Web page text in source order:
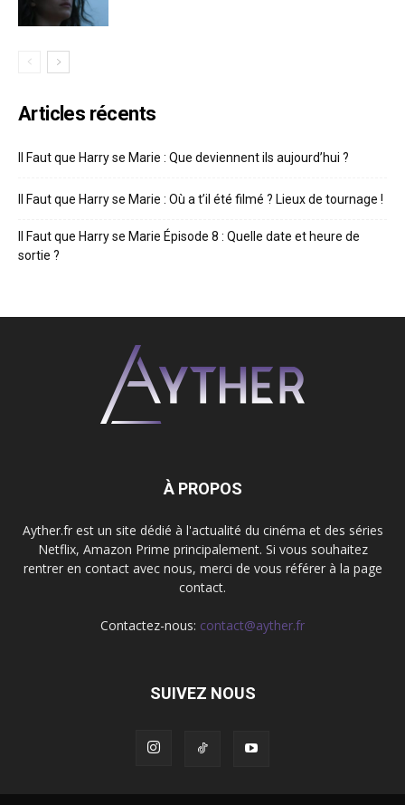
Articles récents
Il Faut que Harry se Marie : Que deviennent ils aujourd’hui ?
Il Faut que Harry se Marie : Où a t’il été filmé ? Lieux de tournage !
Il Faut que Harry se Marie Épisode 8 : Quelle date et heure de
sortie ?
À PROPOS
Ayther.fr est un site dédié à l'actualité du cinéma et des séries
Netflix, Amazon Prime principalement. Si vous souhaitez
rentrer en contact avec nous, merci de vous référer à la page
contact.
Contactez-nous: contact@ayther.fr
SUIVEZ NOUS